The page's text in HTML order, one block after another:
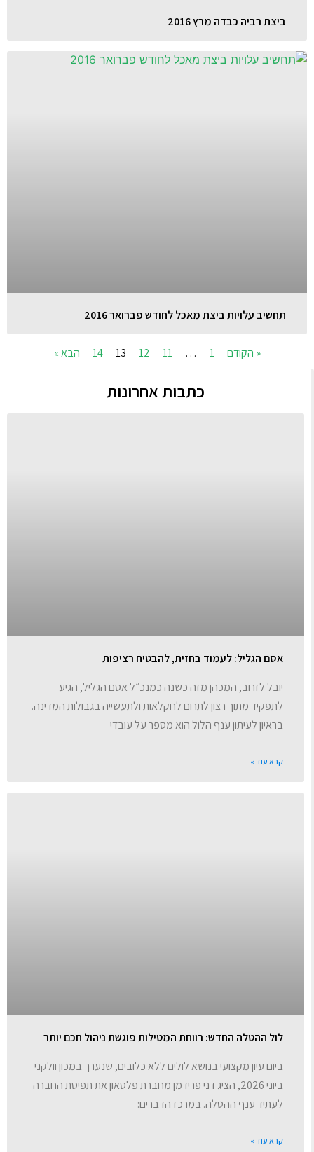
ביצת רביה כבדה מרץ 2016
תחשיב עלויות ביצת מאכל לחודש פברואר 2016
« הקודם 1
…
11
12
13
14 הבא »
כתבות אחרונות
אסם הגליל: לעמוד בחזית, להבטיח רציפות
יובל לזרוב, המכהן מזה כשנה כמנכ״ל אסם הגליל, הגיע
לתפקיד מתוך רצון לתרום לחקלאות ולתעשייה בגבולות המדינה.
בראיון לעיתון ענף הלול הוא מספר על עובדי
קרא עוד »
לול ההטלה החדש: רווחת המטילות פוגשת ניהול חכם יותר
ביום עיון מקצועי בנושא לולים ללא כלובים, שנערך במכון וולקני
ביוני 2026, הציג דני פרידמן מחברת פלסאון את תפיסת החברה
לעתיד ענף ההטלה. במרכז הדברים:
קרא עוד »